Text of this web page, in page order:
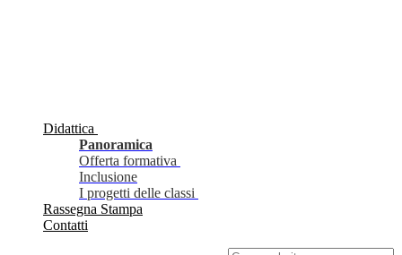
Didattica
Panoramica
Offerta formativa
Inclusione
I progetti delle classi
Rassegna Stampa
Contatti